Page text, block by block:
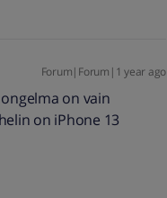
Forum|Forum|1 year ago
on vain
on iPhone 13